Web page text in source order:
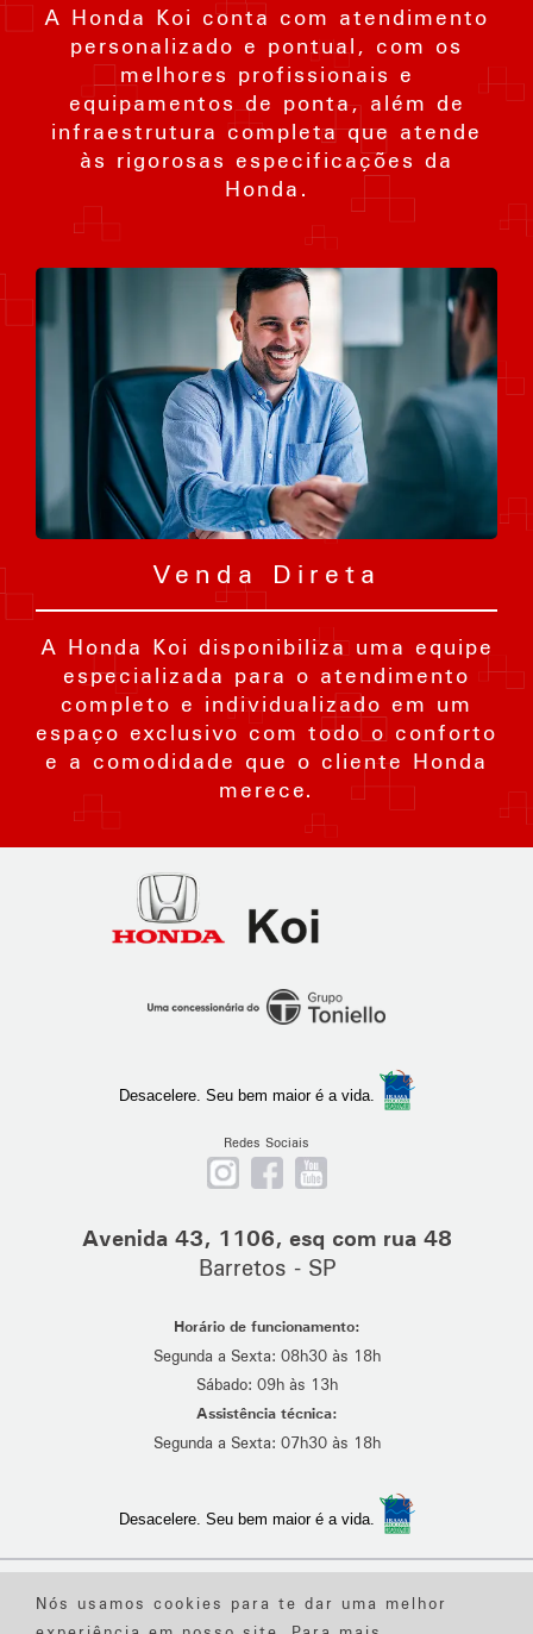
A Honda Koi conta com atendimento
personalizado e pontual, com os
melhores profissionais e
equipamentos de ponta, além de
infraestrutura completa que atende
às rigorosas especificações da
Honda.
Venda Direta
A Honda Koi disponibiliza uma equipe
especializada para o atendimento
completo e individualizado em um
espaço exclusivo com todo o conforto
e a comodidade que o cliente Honda
merece.
Honda
Ribeirão
Desacelere. Seu bem maior é a vida.
Redes Sociais
Nos
siga
no
Instagram
Curta
nossa
página
no
Facebook
Se
escreva
nosso
canal
Youtube
Avenida 43, 1106, esq com rua 48
Barretos - SP
Horário de funcionamento:
Segunda a Sexta: 08h30 às 18h
Sábado: 09h às 13h
Assistência técnica:
Segunda a Sexta: 07h30 às 18h
Desacelere. Seu bem maior é a vida.
- Política de Cookies
Nós usamos cookies para te dar uma melhor